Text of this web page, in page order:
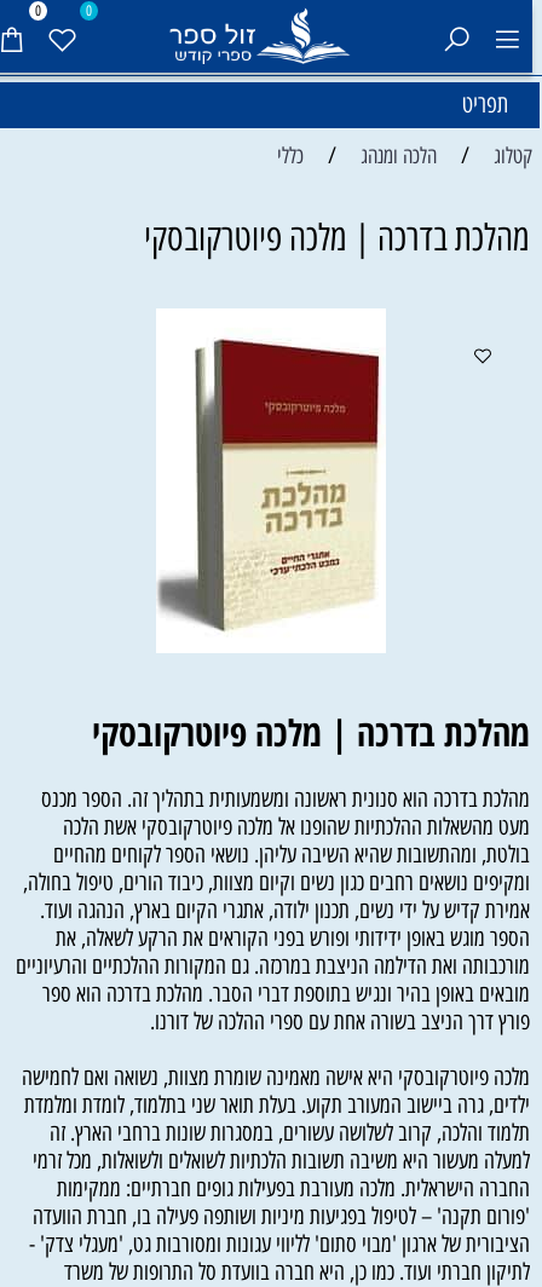
0 0
תפריט
קטלוג / הלכה ומנהג / כללי
מהלכת בדרכה | מלכה פיוטרקובסקי
מהלכת בדרכה | מלכה פיוטרקובסקי
מהלכת בדרכה הוא סנונית ראשונה ומשמעותית בתהליך זה. הספר מכנס
מעט מהשאלות ההלכתיות שהופנו אל מלכה פיוטרקובסקי אשת הלכה
בולטת, ומהתשובות שהיא השיבה עליהן. נושאי הספר לקוחים מהחיים
ומקיפים נושאים רחבים כגון נשים וקיום מצוות, כיבוד הורים, טיפול בחולה,
אמירת קדיש על ידי נשים, תכנון ילודה, אתגרי הקיום בארץ, הנהגה ועוד.
הספר מוגש באופן ידידותי ופורש בפני הקוראים את הרקע לשאלה, את
מורכבותה ואת הדילמה הניצבת במרכזה. גם המקורות ההלכתיים והרעיוניים
מובאים באופן בהיר ונגיש בתוספת דברי הסבר. מהלכת בדרכה הוא ספר
פורץ דרך הניצב בשורה אחת עם ספרי ההלכה של דורנו.
מלכה פיוטרקובסקי היא אישה מאמינה שומרת מצוות, נשואה ואם לחמישה
ילדים, גרה ביישוב המעורב תקוע. בעלת תואר שני בתלמוד, לומדת ומלמדת
תלמוד והלכה, קרוב לשלושה עשורים, במסגרות שונות ברחבי הארץ. זה
למעלה מעשור היא משיבה תשובות הלכתיות לשואלים ולשואלות, מכל זרמי
החברה הישראלית. מלכה מעורבת בפעילות גופים חברתיים: ממקימות
'פורום תקנה' – לטיפול בפגיעות מיניות ושותפה פעילה בו, חברת הוועדה
הציבורית של ארגון 'מבוי סתום' לליווי עגונות ומסורבות גט, 'מעגלי צדק' -
לתיקון חברתי ועוד. כמו כן, היא חברה בוועדת סל התרופות של משרד